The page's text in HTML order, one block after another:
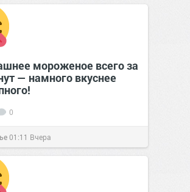
мороженое всего за
— намного вкуснее
0
01:11 Вчера